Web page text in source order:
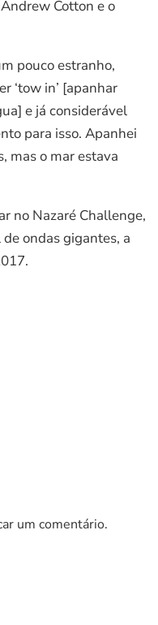
Cotton e o
pouco estranho,
‘tow in’ [apanhar
e já considerável
para isso. Apanhei
mas o mar estava
no Nazaré Challenge,
ondas gigantes, a
um comentário.